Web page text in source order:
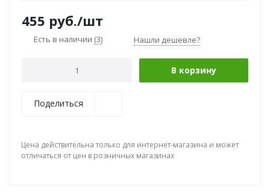
455 руб./шт
Есть в наличии (3) Нашли дешевле?
В корзину
Поделиться
Цена действительна только для интернет-магазина и может
отличаться от цен в розничных магазинах